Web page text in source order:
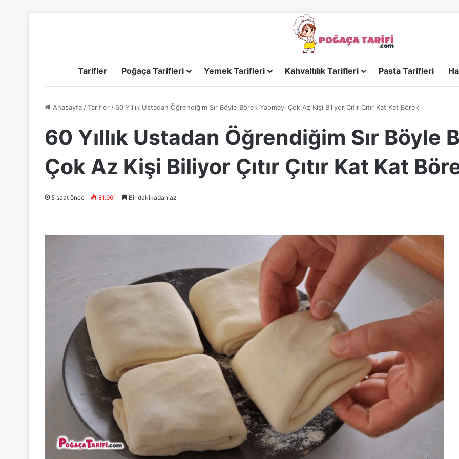
Tarifler Poğaça Tarifleri Yemek Tarifleri Kahvaltılık Tarifleri Pasta Tarifleri
Anasayfa /Tarifler / 60 Yıllık Ustadan Öğrendiğim Sır Böyle Börek Yapmayı Çok Az Kişi Biliyor Çıtır Çıtır Kat Kat Börek
60 Yıllık Ustadan Öğrendiğim Sır Böyle
Çok Az Kişi Biliyor Çıtır Çıtır Kat Kat
5 saat önce 81.961 Bir dakikadan az